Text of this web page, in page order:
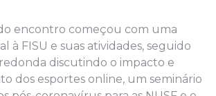
encontro começou com uma
à FISU e suas atividades, seguido
discutindo o impacto e
dos esportes online, um seminário